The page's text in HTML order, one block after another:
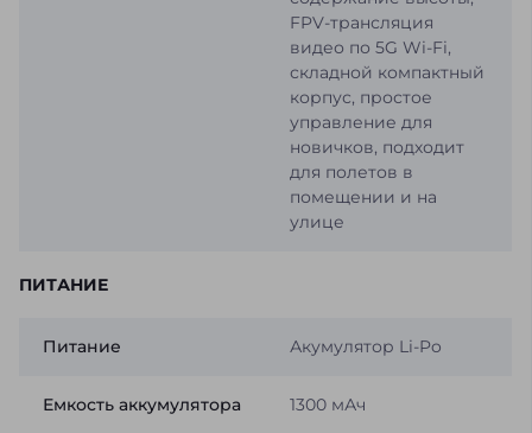
FPV-трансляция
видео по 5G Wi-Fi,
складной компактный
корпус, простое
управление для
новичков, подходит
для полетов в
помещении и на
улице
ПИТАНИЕ
Питание Акумулятор Li-Po
Емкость аккумулятора 1300 мАч